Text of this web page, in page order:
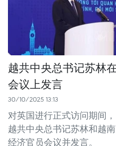
越共中央总书记苏林
会议上发言
30/10/2025 13:13
对英国进行正式访问期间，
越共中央总书记苏林和越
经济官员会议并发言。